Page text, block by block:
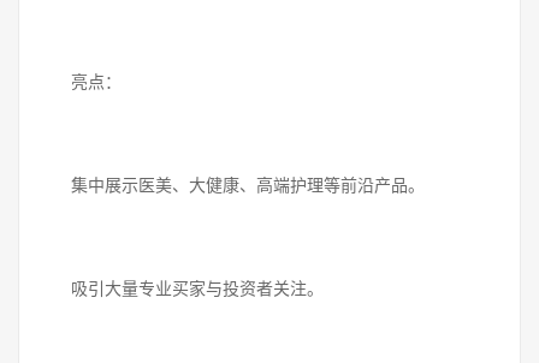
亮点：
集中展示医美、大健康、高端护理等前沿产品。
吸引大量专业买家与投资者关注。